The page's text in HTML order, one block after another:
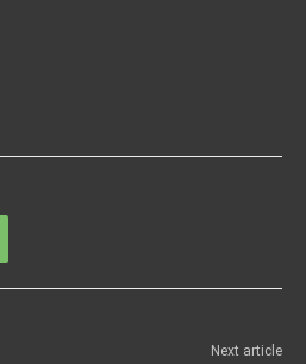
Next article